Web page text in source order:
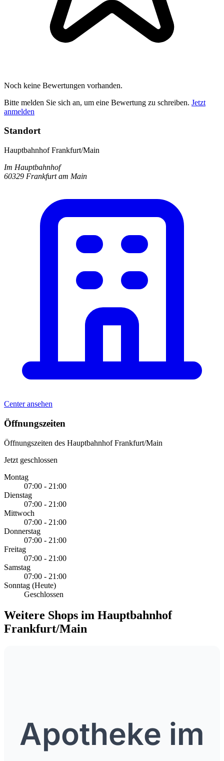
Noch keine Bewertungen vorhanden.
Bitte melden Sie sich an, um eine Bewertung zu schreiben. Jetzt
anmelden
Standort
Hauptbahnhof Frankfurt/Main
Im Hauptbahnhof
60329 Frankfurt am Main
Center ansehen
Öffnungszeiten
Öffnungszeiten des Hauptbahnhof Frankfurt/Main
Jetzt geschlossen
Montag
07:00 - 21:00
Dienstag
07:00 - 21:00
Mittwoch
07:00 - 21:00
Donnerstag
07:00 - 21:00
Freitag
07:00 - 21:00
Samstag
07:00 - 21:00
Sonntag (Heute)
Geschlossen
Weitere Shops im Hauptbahnhof
Frankfurt/Main
Apotheke im